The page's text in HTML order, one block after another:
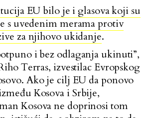
EU bilo je i glasova koji su
s uvedenim merama protiv
za njihovo ukidanje.
i bez odlaganja ukinuti”,
Terras, izvestilac Evropskog
Ako je cilj EU da ponovo
Kosova i Srbije,
Kosova ne doprinosi tom